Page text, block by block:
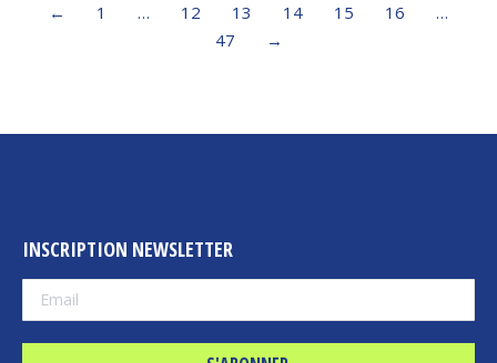
← 1 … 12 13 14 15 16
…
47
→
INSCRIPTION NEWSLETTER